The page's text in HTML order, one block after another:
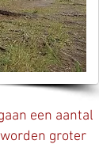
een aantal
groter